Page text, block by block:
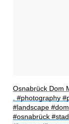
Osnabrück Dom
. #photography
#landscape
#osnabrück